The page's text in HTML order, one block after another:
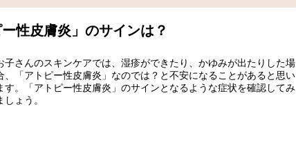
性皮膚炎」のサインは？
子さんのスキンケアでは、湿疹ができたり、かゆみが出たりした場
、「アトピー性皮膚炎」なのでは？と不安になることがあると思い
す。「アトピー性皮膚炎」のサインとなるような症状を確認してみ
しょう。